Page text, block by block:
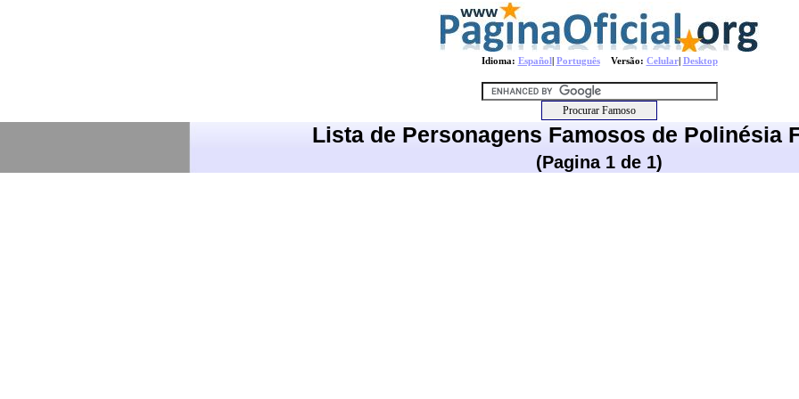
Idioma: Español| PortuguêsVersão: Celular| Desktop
Lista de Personagens Famosos de Polinésia
(Pagina 1 de 1)